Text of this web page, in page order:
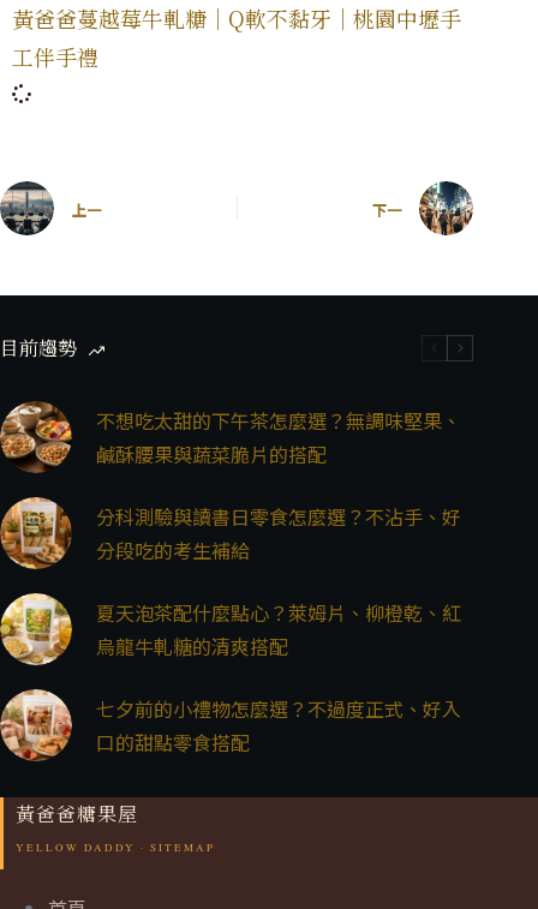
黃爸爸蔓越莓牛軋糖｜Q軟不黏牙｜桃園中壢手
工伴手禮
上一 下一
目前趨勢
不想吃太甜的下午茶怎麼選？無調味堅果、
鹹酥腰果與蔬菜脆片的搭配
分科測驗與讀書日零食怎麼選？不沾手、好
分段吃的考生補給
夏天泡茶配什麼點心？萊姆片、柳橙乾、紅
烏龍牛軋糖的清爽搭配
七夕前的小禮物怎麼選？不過度正式、好入
口的甜點零食搭配
黃爸爸糖果屋